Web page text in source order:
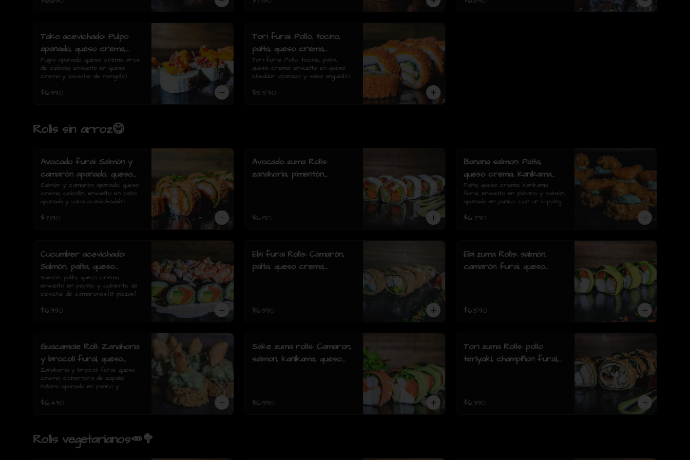
Tako acevichado: Pulpo
apanado, queso crema,
aros de cebolla, envuelto
en queso crema y
piezas)
Pulpo apanado, queso crema, aros
de cebolla, envuelto en queso
crema y ceviche de mango(10
$6.990
Tori furai: Pollo, tocino,
palta, queso crema,
envuelto en queso
cheddar apanado y salsa
Tori furai: Pollo, tocino, palta,
queso crema, envuelto en queso
cheddar apanado y salsa anguila(10
$5.590
Rolls sin arroz😋
Avocado furai: Salmón y
camarón apanado, queso
crema, cebollín, envuelto
en palta apanada y salsa
Salmón y camarón apanado, queso
crema, cebollín, envuelto en palta
apanada y salsa acevichada(8
$7.190
Avocado zuma Rolls:
zanahoria, pimentón
$6.190
Banana salmon: Palta,
queso crema, kanikama
furai, envuelto en plátano
y salmón, apanado en
salsa tartara y camaron
Palta, queso crema, kanikama
furai, envuelto en plátano y salmón,
apanado en panko, con un topping
(8 piezas)
$6.790
Cucumber acevichado:
Salmón, palta, queso
crema, envuelto en pepino
y cubierto de ceviche de
Salmón, palta, queso crema,
envuelto en pepino y cubierto de
ceviche de camarones.(8 piezas)
$6.990
Ebi furai Rolls: Camarón,
palta, queso crema,
$6.990
Ebi zuma Rolls: salmón,
camarón furai, queso
$6.590
Guacamole Roll: Zanahoria
y brocoli furai, queso
crema, cobertura de
zapallo italiano apanado en
papas fritas.(8 piezas)
Zanahoria y brocoli furai, queso
crema, cobertura de zapallo
italiano apanado en panko y
piezas)
$6.490
Sake zuma rolls: Camaron,
salmon, kanikama, queso
$6.990
Tori zuma Rolls: pollo
teriyaki, champiñon furai,
$6.390
Rolls vegetarianos🥕🥦